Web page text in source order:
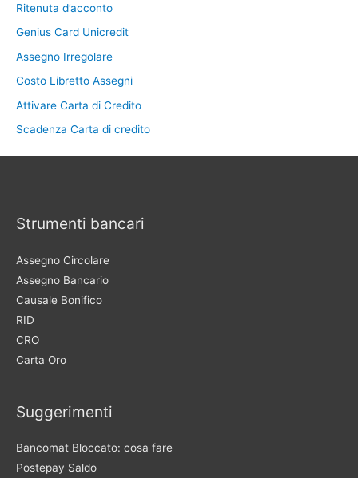
Ritenuta d’acconto
Genius Card Unicredit
Assegno Irregolare
Costo Libretto Assegni
Attivare Carta di Credito
Scadenza Carta di credito
Strumenti bancari
Assegno Circolare
Assegno Bancario
Causale Bonifico
RID
CRO
Carta Oro
Suggerimenti
Bancomat Bloccato: cosa fare
Postepay Saldo